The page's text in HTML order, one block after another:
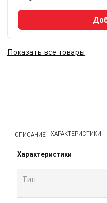
Показать все товары
ОПИСАНИЕ ХАРАКТЕРИСТИКИ
Характеристики
Тип